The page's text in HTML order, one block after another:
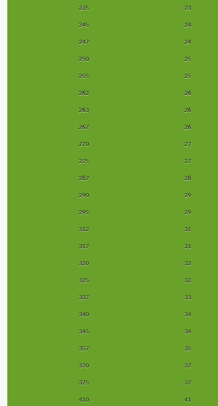
235
245
247
250
255
262
263
267
270
275
287
290
295
312
317
320
325
337
340
345
357
370
375
410
23
24
24
25
25
26
26
26
27
27
28
29
29
31
31
32
32
33
34
34
35
37
37
41